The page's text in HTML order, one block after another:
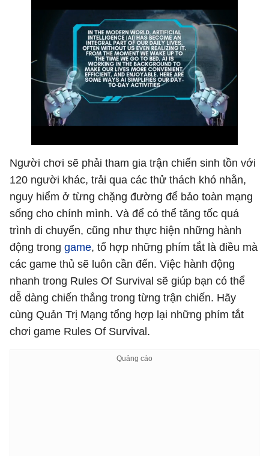
Người chơi sẽ phải tham gia trận chiến sinh tồn với
120 người khác, trải qua các thử thách khó nhằn,
nguy hiểm ở từng chặng đường để bảo toàn mạng
sống cho chính mình. Và để có thể tăng tốc quá
trình di chuyển, cũng như thực hiện những hành
động trong game, tổ hợp những phím tắt là điều mà
các game thủ sẽ luôn cần đến. Việc hành động
nhanh trong Rules Of Survival sẽ giúp bạn có thể
dễ dàng chiến thắng trong từng trận chiến. Hãy
cùng Quản Trị Mạng tổng hợp lại những phím tắt
chơi game Rules Of Survival.